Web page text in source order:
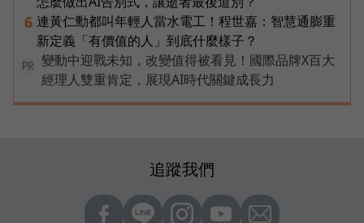
6 連黃仁勳都叫年輕人當水電工！程世嘉：智慧通膨重
新定義「有價值的人」到底什麼樣子？
PR
變動中迎戰未知，改變值得被看見！國際品牌X百大
經理人雙重肯定，展現AI時代關鍵成長力
追蹤我們